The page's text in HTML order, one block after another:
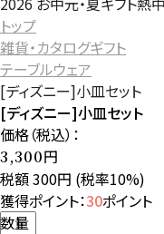
トップ
雑貨・カタログギフト
テーブルウェア
[ディズニー]小皿セット
[ディズニー]小皿セット
価格（税込）：
3,300円
税額 300円 (税率10%)
獲得ポイント：30ポイント
数量